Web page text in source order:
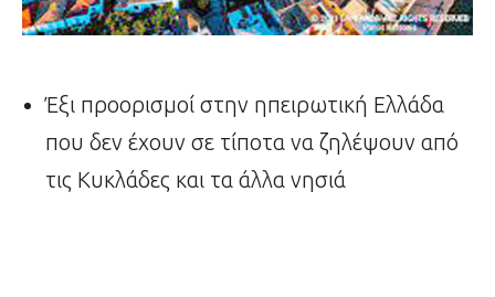
Έξι προορισμοί στην ηπειρωτική Ελλάδα
που δεν έχουν σε τίποτα να ζηλέψουν από
τις Κυκλάδες και τα άλλα νησιά